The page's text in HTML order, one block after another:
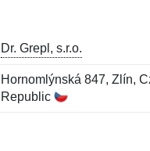
Dr. Grepl, s.r.o.
Hornomlýnská 847, Zlín,
Republic